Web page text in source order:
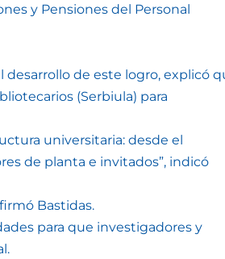
y Pensiones del Personal
desarrollo de este logro, explicó
(Serbiula) para
universitaria: desde el
de planta e invitados”, indicó
Bastidas.
para que investigadores y